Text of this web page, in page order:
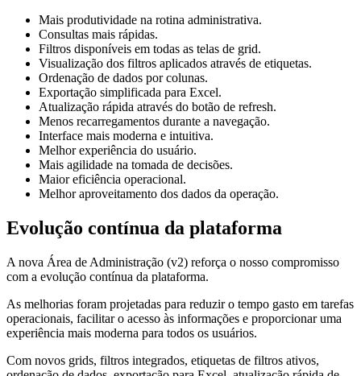
Mais produtividade na rotina administrativa.
Consultas mais rápidas.
Filtros disponíveis em todas as telas de grid.
Visualização dos filtros aplicados através de etiquetas.
Ordenação de dados por colunas.
Exportação simplificada para Excel.
Atualização rápida através do botão de refresh.
Menos recarregamentos durante a navegação.
Interface mais moderna e intuitiva.
Melhor experiência do usuário.
Mais agilidade na tomada de decisões.
Maior eficiência operacional.
Melhor aproveitamento dos dados da operação.
Evolução contínua da plataforma
A nova Área de Administração (v2) reforça o nosso compromisso
com a evolução contínua da plataforma.
As melhorias foram projetadas para reduzir o tempo gasto em tarefas
operacionais, facilitar o acesso às informações e proporcionar uma
experiência mais moderna para todos os usuários.
Com novos grids, filtros integrados, etiquetas de filtros ativos,